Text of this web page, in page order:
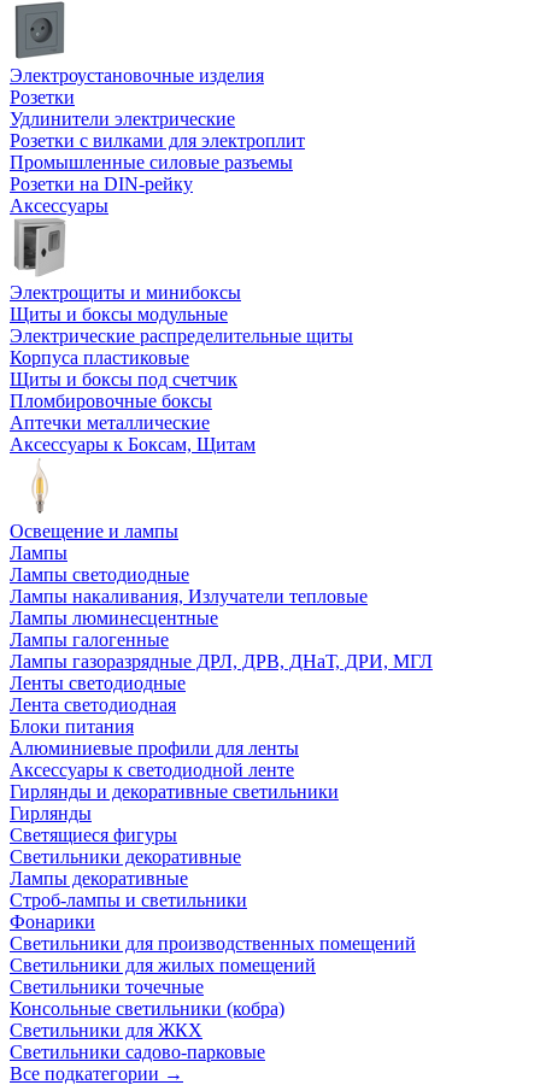
Электроустановочные изделия
Розетки
Удлинители электрические
Розетки с вилками для электроплит
Промышленные силовые разъемы
Розетки на DIN-рейку
Аксессуары
Электрощиты и минибоксы
Щиты и боксы модульные
Электрические распределительные щиты
Корпуса пластиковые
Щиты и боксы под счетчик
Пломбировочные боксы
Аптечки металлические
Аксессуары к Боксам, Щитам
Освещение и лампы
Лампы
Лампы светодиодные
Лампы накаливания, Излучатели тепловые
Лампы люминесцентные
Лампы галогенные
Лампы газоразрядные ДРЛ, ДРВ, ДНаТ, ДРИ, МГЛ
Ленты светодиодные
Лента светодиодная
Блоки питания
Алюминиевые профили для ленты
Аксессуары к светодиодной ленте
Гирлянды и декоративные светильники
Гирлянды
Светящиеся фигуры
Светильники декоративные
Лампы декоративные
Строб-лампы и светильники
Фонарики
Светильники для производственных помещений
Светильники для жилых помещений
Светильники точечные
Консольные светильники (кобра)
Светильники для ЖКХ
Светильники садово-парковые
Все подкатегории →